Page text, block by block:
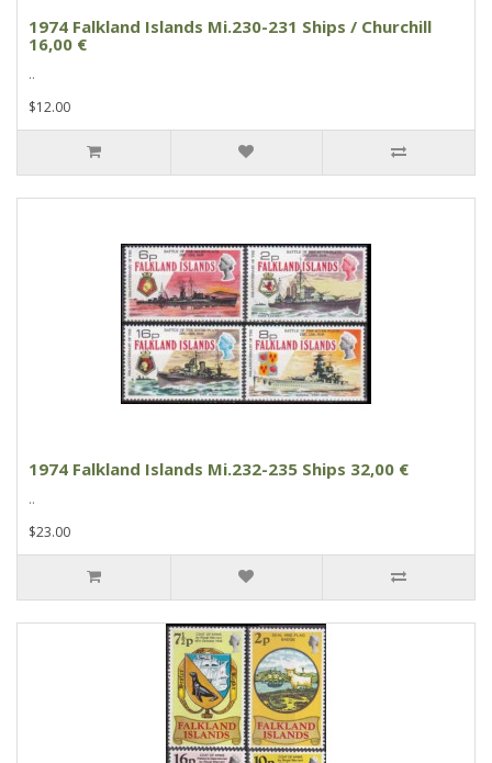
1974 Falkland Islands Mi.230-231 Ships / Churchill
16,00 €
..
$12.00
1974 Falkland Islands Mi.232-235 Ships 32,00 €
..
$23.00